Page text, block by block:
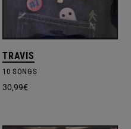
TRAVIS
10 SONGS
30,99€